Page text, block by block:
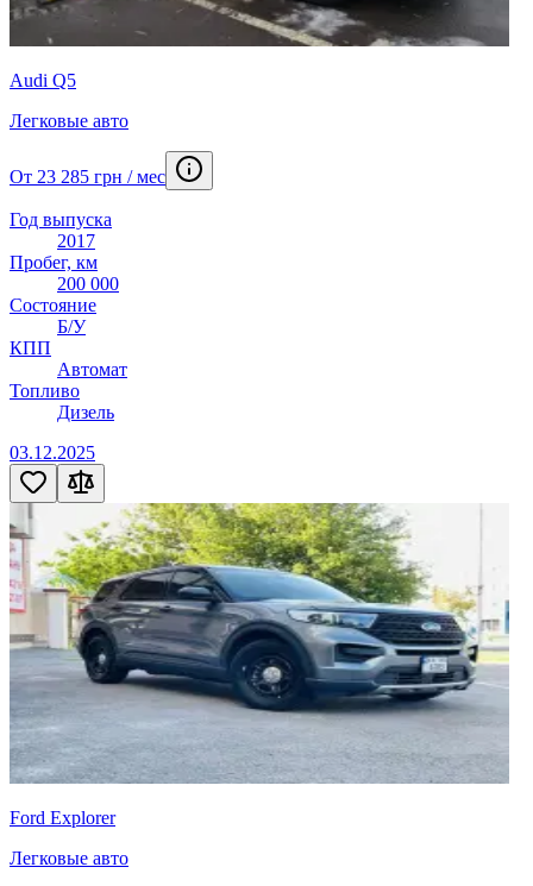
Audi Q5
Легковые авто
От 23 285 грн / мес
Год выпуска
2017
Пробег, км
200 000
Состояние
Б/У
КПП
Автомат
Топливо
Дизель
03.12.2025
Ford Explorer
Легковые авто